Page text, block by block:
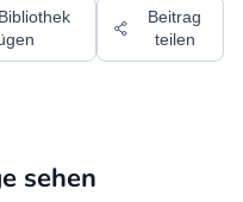
Beitrag
teilen
sehen